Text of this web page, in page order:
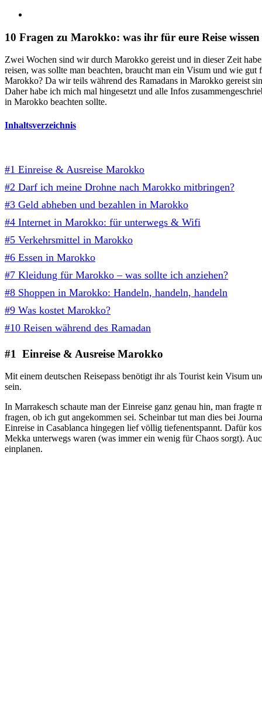
10 Fragen zu Marokko: was ihr für eure Reise wissen
Zwei Wochen sind wir durch Marokko gereist und in dieser Zeit
reisen, was sollte man beachten, braucht man ein Visum und wie
Marokko? Da wir teils während des Ramadans in Marokko gereist
Daher habe ich mich mal hingesetzt und alle Infos
in Marokko beachten sollte.
Inhaltsverzeichnis
#1 Einreise & Ausreise Marokko
#2 Darf ich meine Drohne nach Marokko mitbringen?
#3 Geld abheben und bezahlen in Marokko
#4 Internet in Marokko: für unterwegs & Wifi
#5 Verkehrsmittel in Marokko
#6 Essen in Marokko
#7 Kleidung für Marokko – was sollte ich anziehen?
#8 Shoppen in Marokko: Handeln, handeln, handeln
#9 Was kostet Marokko?
#10 Reisen während des Ramadan
#1 Einreise & Ausreise Marokko
Mit einem deutschen Reisepass benötigt ihr als Tourist kein Visum
sein.
In Marrakesch schaute man der Einreise ganz genau hin, man
fragen, ob ich gut angekommen sei. Scheinbar tut man dies bei
Einreise in Casablanca hingegen lief völlig tiefenentspannt. Dafür
Mekka unterwegs waren (was immer ein wenig für Chaos sorgt).
einplanen.